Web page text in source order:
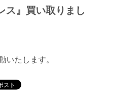
ス』買い取りまし
たします。